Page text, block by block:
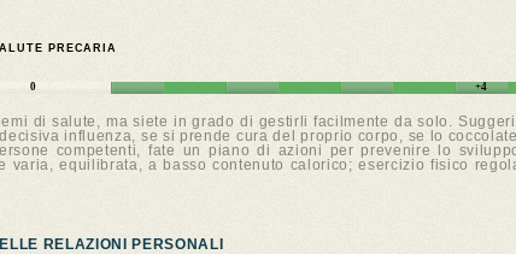
PRECARIA
0 +4
di salute, ma siete in grado di gestirli facilmente da solo.
influenza, se si prende cura del proprio corpo, se lo
competenti, fate un piano di azioni per prevenire lo
equilibrata, a basso contenuto calorico; esercizio fisico
RELAZIONI PERSONALI